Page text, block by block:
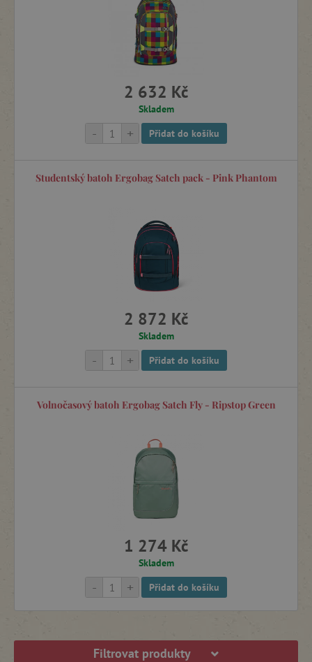
Školní batohy a aktovky se 4letou zárukou
Pití a svačiny na výlety
Dětské kufry a doplňky na cesty
Výprodej -15 %
2 632 Kč
Skladem
+
- Přidat do košíku
Studentský batoh Ergobag Satch pack - Pink Phantom
2 872 Kč
Skladem
+
- Přidat do košíku
Volnočasový batoh Ergobag Satch Fly - Ripstop Green
1 274 Kč
Skladem
+
- Přidat do košíku
Filtrovat produkty